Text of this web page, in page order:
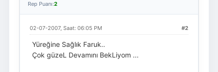
Rep Puanı:2
#2
02-07-2007, Saat: 06:05 PM
Yüreğine Sağlık Faruk..
Çok güzeL Devamını BekLiyom ...